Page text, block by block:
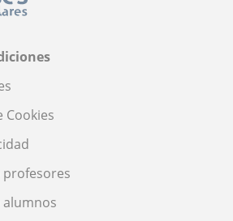
Cookies
profesores
alumnos